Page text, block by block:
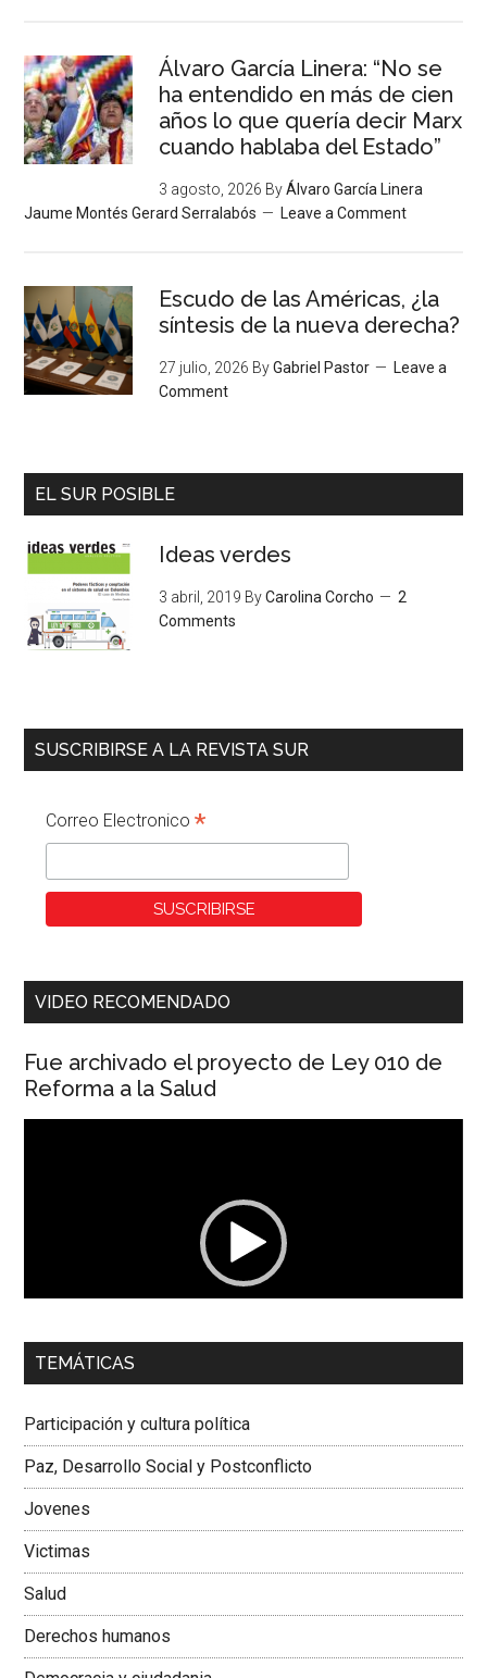
Álvaro García Linera: “No se
ha entendido en más de cien
años lo que quería decir Marx
cuando hablaba del Estado”
3 agosto, 2026 ByÁlvaro García Linera
Jaume Montés Gerard Serralabós
Leave a Comment
Escudo de las Américas, ¿la
síntesis de la nueva derecha?
27 julio, 2026 ByGabriel Pastor
Leave a
Comment
EL SUR POSIBLE
Ideas verdes
3 abril, 2019 ByCarolina Corcho
2
Comments
SUSCRIBIRSE A LA REVISTA SUR
Correo Electronico*
VIDEO RECOMENDADO
Fue archivado el proyecto de Ley 010 de
Reforma a la Salud
00:00 01:04
Dra. Carolina Corcho Mejía,Presidenta Corporación
Colombiana
TEMÁTICAS
Participación y cultura política
Paz, Desarrollo Social y Postconflicto
Jovenes
Victimas
Salud
Derechos humanos